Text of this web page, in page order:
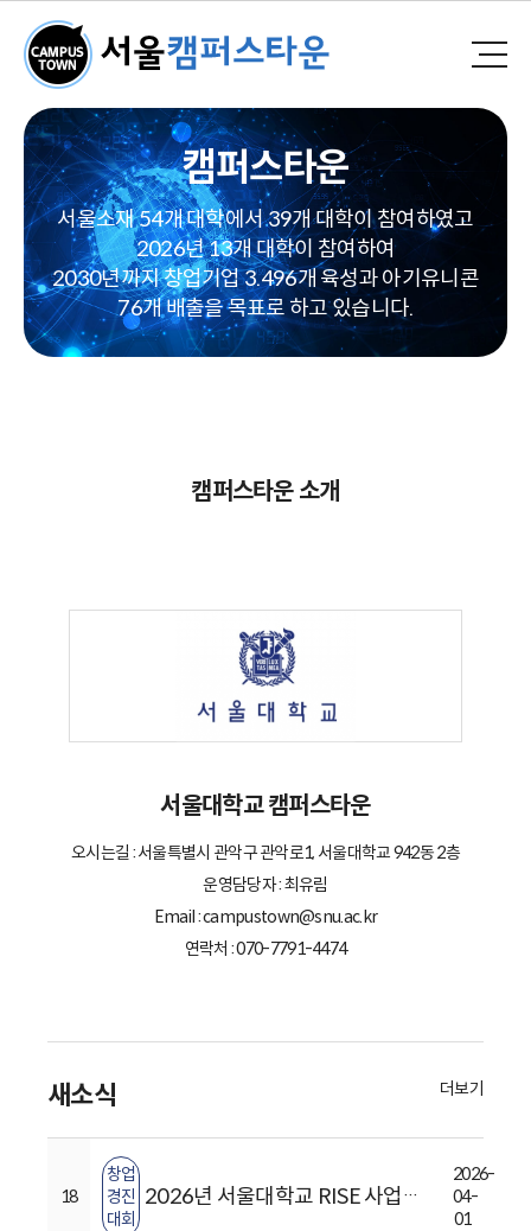
캠퍼스타운
서울소재 54개 대학에서 39개 대학이 참여하였고
2026년 13개 대학이 참여하여
2030년까지 창업기업 3.496개 육성과 아기유니콘
76개 배출을 목표로 하고 있습니다.
캠퍼스타운 소개
서울대학교 캠퍼스타운
오시는길 : 서울특별시 관악구 관악로1, 서울대학교 942동 2층
운영담당자 : 최유림
Email : campustown@snu.ac.kr
연락처 : 070-7791-4474
새소식 더보기
18
창업
경진
대회
2026년 서울대학교 RISE 사업단(캠퍼스타운) 추가 입주기업 모집(마감일: ~4월 10일 13:00까지)
2026-
04-
01